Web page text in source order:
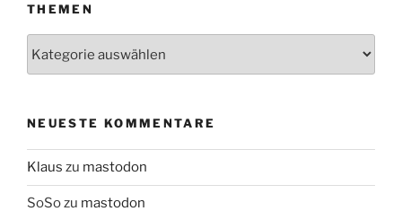
THEMEN
NEUESTE KOMMENTARE
Klaus zu mastodon
SoSozu mastodon